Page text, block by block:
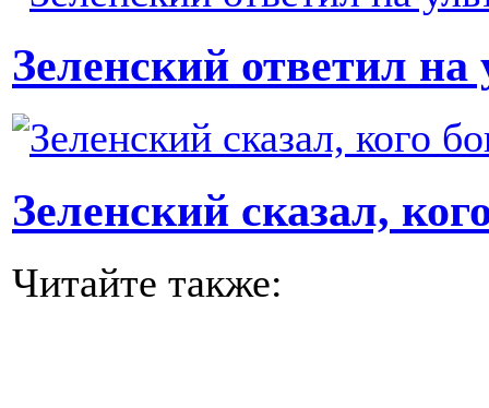
Зеленский ответил
Зеленский сказал,
Читайте также: